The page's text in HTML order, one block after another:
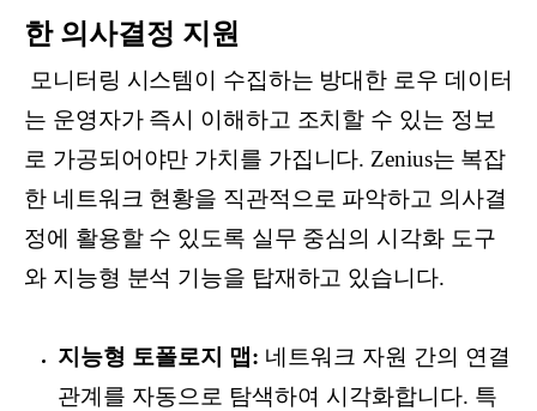
한 의사결정 지원
모니터링 시스템이 수집하는 방대한 로우 데이터
는 운영자가 즉시 이해하고 조치할 수 있는 정보
로 가공되어야만 가치를 가집니다. Zenius는 복잡
한 네트워크 현황을 직관적으로 파악하고 의사결
정에 활용할 수 있도록 실무 중심의 시각화 도구
와 지능형 분석 기능을 탑재하고 있습니다.
지능형 토폴로지 맵: 네트워크 자원 간의 연결
관계를 자동으로 탐색하여 시각화합니다. 특